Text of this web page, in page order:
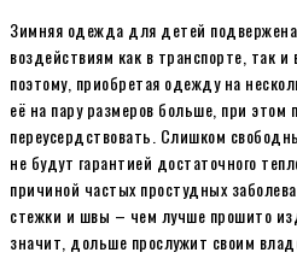
Зимняя одежда для детей
воздействиям как в транспорте, так и
поэтому, приобретая одежду на
её на пару размеров больше, при этом
переусердствовать. Слишком
не будут гарантией достаточного
причиной частых простудных
стежки и швы – чем лучше прошито
значит, дольше прослужит своим